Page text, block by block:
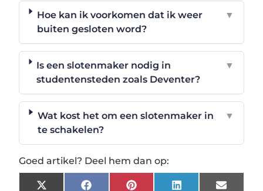
Hoe kan ik voorkomen dat ik weer
buiten gesloten word?
▼
Is een slotenmaker nodig in
studentensteden zoals Deventer?
▼
Wat kost het om een slotenmaker in
te schakelen?
▼
Goed artikel? Deel hem dan op: